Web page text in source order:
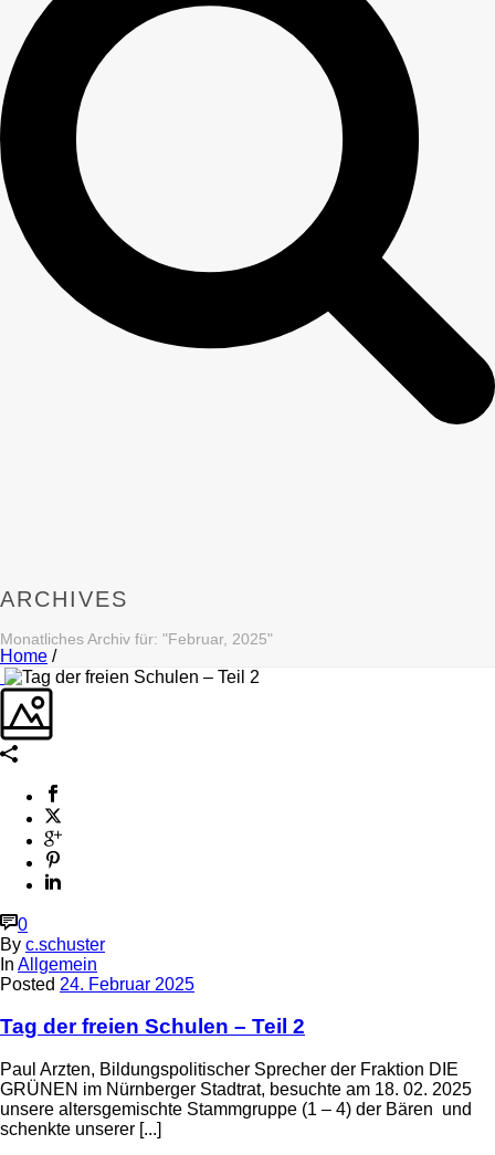
ARCHIVES
Monatliches Archiv für: "Februar, 2025"
Home /
0
By c.schuster
In Allgemein
Posted 24. Februar 2025
Tag der freien Schulen – Teil 2
Paul Arzten, Bildungspolitischer Sprecher der Fraktion DIE
GRÜNEN im Nürnberger Stadtrat, besuchte am 18. 02. 2025
unsere altersgemischte Stammgruppe (1 – 4) der Bären und
schenkte unserer [...]